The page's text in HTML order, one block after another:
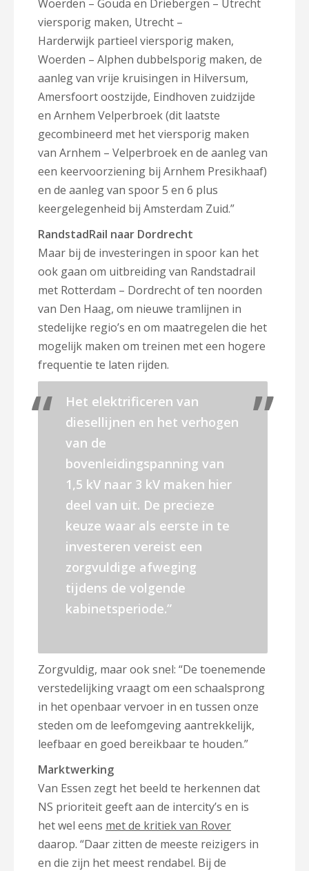
Woerden – Gouda en Driebergen – Utrecht
viersporig maken, Utrecht –
Harderwijk partieel viersporig maken,
Woerden – Alphen dubbelsporig maken, de
aanleg van vrije kruisingen in Hilversum,
Amersfoort oostzijde, Eindhoven zuidzijde
en Arnhem Velperbroek (dit laatste
gecombineerd met het viersporig maken
van Arnhem – Velperbroek en de aanleg van
een keervoorziening bij Arnhem Presikhaaf)
en de aanleg van spoor 5 en 6 plus
keergelegenheid bij Amsterdam Zuid.”
RandstadRail naar Dordrecht
Maar bij de investeringen in spoor kan het
ook gaan om uitbreiding van Randstadrail
met Rotterdam – Dordrecht of ten noorden
van Den Haag, om nieuwe tramlijnen in
stedelijke regio’s en om maatregelen die het
mogelijk maken om treinen met een hogere
frequentie te laten rijden.
Het elektrificeren van
diesellijnen en het verhogen
van de
bovenleidingspanning van
1,5 kV naar 3 kV maken hier
deel van uit. De precieze
keuze waar als eerste in te
investeren vereist een
zorgvuldige afweging
tijdens de volgende
kabinetsperiode.”
Zorgvuldig, maar ook snel: “De toenemende
verstedelijking vraagt om een schaalsprong
in het openbaar vervoer in en tussen onze
steden om de leefomgeving aantrekkelijk,
leefbaar en goed bereikbaar te houden.”
Marktwerking
Van Essen zegt het beeld te herkennen dat
NS prioriteit geeft aan de intercity’s en is
het wel eens met de kritiek van Rover
daarop. “Daar zitten de meeste reizigers in
en die zijn het meest rendabel. Bij de